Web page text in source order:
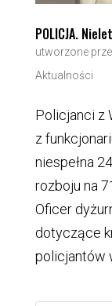
POLICJA.
utworzone
Aktualności
Policjanci z
z
niespełna
rozboju na
Oficer
dotyczące
policjantów